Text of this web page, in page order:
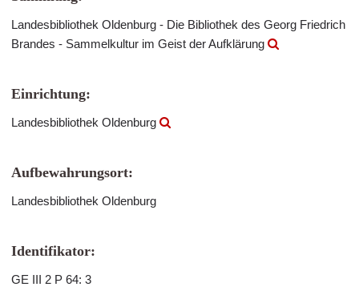
Landesbibliothek Oldenburg - Die Bibliothek des Georg Friedrich
Brandes - Sammelkultur im Geist der Aufklärung
Einrichtung:
Landesbibliothek Oldenburg
Aufbewahrungsort:
Landesbibliothek Oldenburg
Identifikator:
GE III 2 P 64: 3